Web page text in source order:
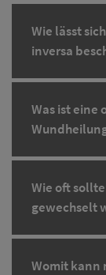
Wie lässt
inversa
Was ist eine
Wie oft
gewechselt
Womit kann